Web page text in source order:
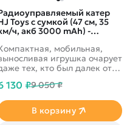
катер
Toys с сумкой (47 см, 35
ч, акб 3000 mAh) -
мобильная,
игрушка очарует
тех, кто был далек от
130 ₽9 050 ₽
В корзину